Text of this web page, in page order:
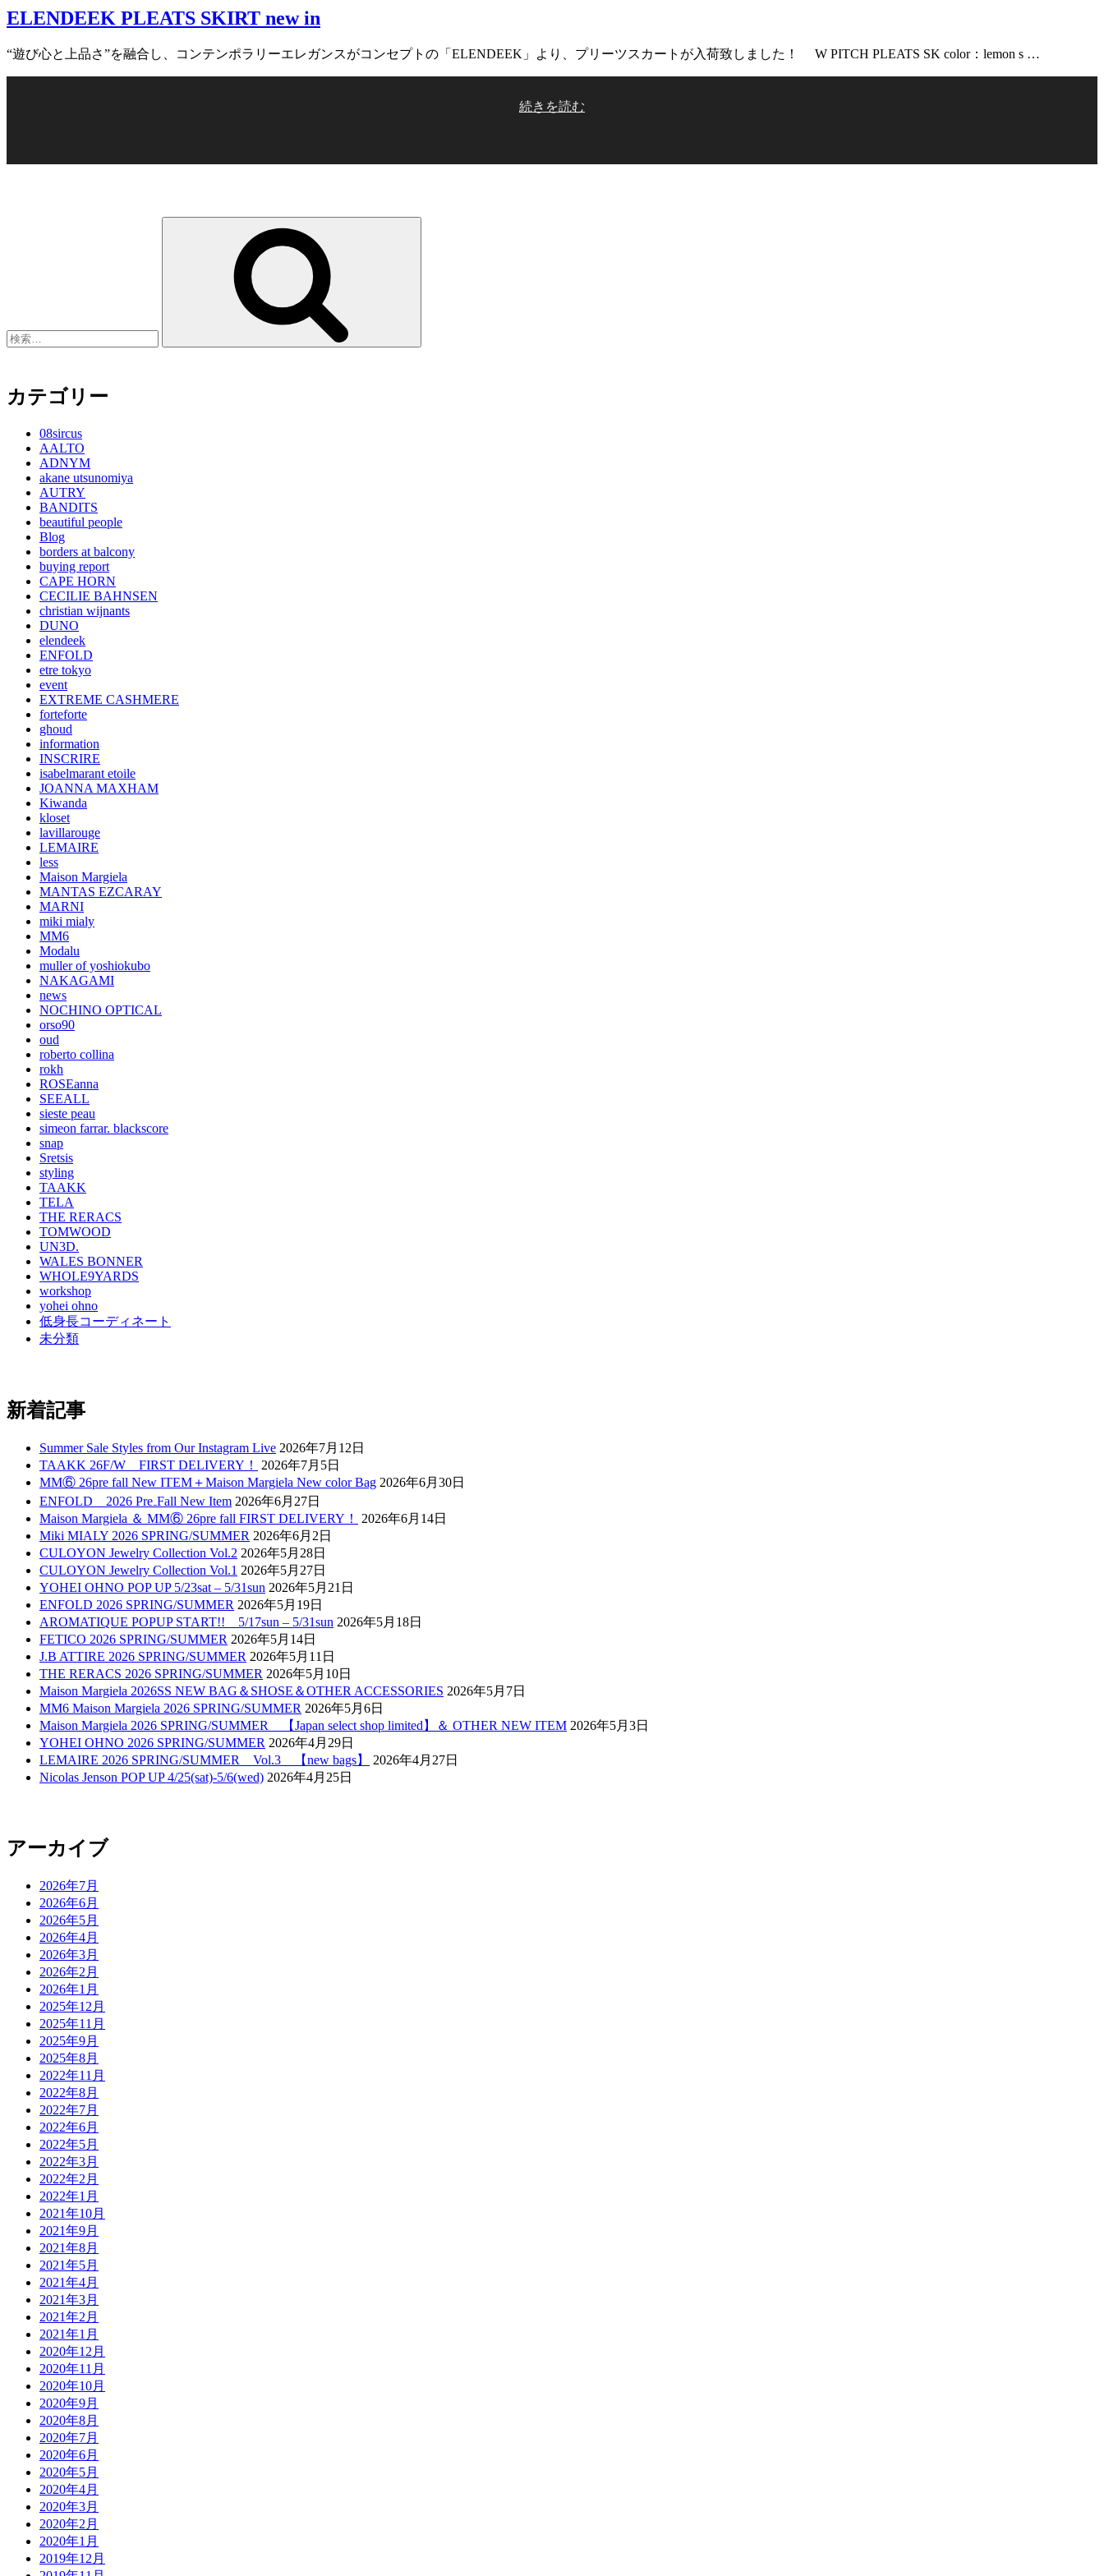
日:
ELENDEEK PLEATS SKIRT new in
“遊び心と上品さ”を融合し、コンテンポラリーエレガンスがコンセプトの「ELENDEEK」より、プリーツスカートが入荷致しました！ W PITCH PLEATS SK color：lemon s …
“ELENDEEK
in”
続きを読む
カテゴリー
08sircus
AALTO
ADNYM
akane utsunomiya
AUTRY
BANDITS
beautiful people
Blog
borders at balcony
buying report
CAPE HORN
CECILIE BAHNSEN
christian wijnants
DUNO
elendeek
ENFOLD
etre tokyo
event
EXTREME CASHMERE
forteforte
ghoud
information
INSCRIRE
isabelmarant etoile
JOANNA MAXHAM
Kiwanda
kloset
lavillarouge
LEMAIRE
less
Maison Margiela
MANTAS EZCARAY
MARNI
miki mialy
MM6
Modalu
muller of yoshiokubo
NAKAGAMI
news
NOCHINO OPTICAL
orso90
oud
roberto collina
rokh
ROSEanna
SEEALL
sieste peau
simeon farrar. blackscore
snap
Sretsis
styling
TAAKK
TELA
THE RERACS
TOMWOOD
UN3D.
WALES BONNER
WHOLE9YARDS
workshop
yohei ohno
低身長コーディネート
未分類
新着記事
Summer Sale Styles from Our Instagram Live 2026年7月12日
TAAKK 26F/W FIRST DELIVERY！
2026年7月5日
MM⑥ 26pre fall New ITEM＋Maison Margiela New color Bag 2026年6月30日
ENFOLD 2026 Pre₋Fall New Item 2026年6月27日
Maison Margiela ＆ MM⑥ 26pre fall FIRST DELIVERY！
2026年6月14日
Miki MIALY 2026 SPRING/SUMMER 2026年6月2日
CULOYON Jewelry Collection Vol.2 2026年5月28日
CULOYON Jewelry Collection Vol.1 2026年5月27日
YOHEI OHNO POP UP 5/23sat – 5/31sun 2026年5月21日
ENFOLD 2026 SPRING/SUMMER 2026年5月19日
AROMATIQUE POPUP START!! 5/17sun – 5/31sun 2026年5月18日
FETICO 2026 SPRING/SUMMER 2026年5月14日
J.B ATTIRE 2026 SPRING/SUMMER 2026年5月11日
THE RERACS 2026 SPRING/SUMMER 2026年5月10日
Maison Margiela 2026SS NEW BAG＆SHOSE＆OTHER ACCESSORIES 2026年5月7日
MM6 Maison Margiela 2026 SPRING/SUMMER 2026年5月6日
Maison Margiela 2026 SPRING/SUMMER 【Japan select shop limited】＆ OTHER NEW ITEM 2026年5月3日
YOHEI OHNO 2026 SPRING/SUMMER 2026年4月29日
LEMAIRE 2026 SPRING/SUMMER Vol.3 【new bags】
2026年4月27日
Nicolas Jenson POP UP 4/25(sat)-5/6(wed) 2026年4月25日
アーカイブ
2026年7月
2026年6月
2026年5月
2026年4月
2026年3月
2026年2月
2026年1月
2025年12月
2025年11月
2025年9月
2025年8月
2022年11月
2022年8月
2022年7月
2022年6月
2022年5月
2022年3月
2022年2月
2022年1月
2021年10月
2021年9月
2021年8月
2021年5月
2021年4月
2021年3月
2021年2月
2021年1月
2020年12月
2020年11月
2020年10月
2020年9月
2020年8月
2020年7月
2020年6月
2020年5月
2020年4月
2020年3月
2020年2月
2020年1月
2019年12月